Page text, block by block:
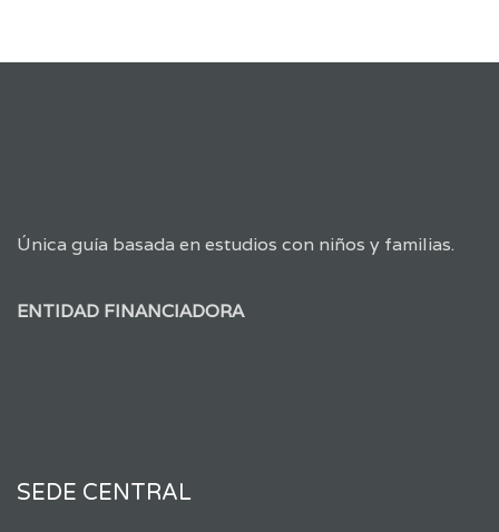
Única guía basada en estudios con niños y familias.
ENTIDAD FINANCIADORA
SEDE CENTRAL